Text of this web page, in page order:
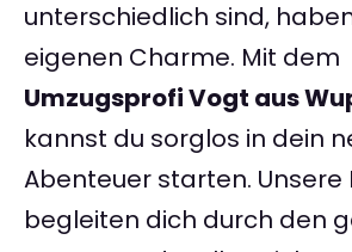
unterschiedlich sind,
eigenen Charme. Mit dem
Umzugsprofi Vogt aus
kannst du sorglos in dein
Abenteuer starten. Unsere
begleiten dich durch den